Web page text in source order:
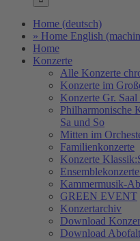
Home (deutsch)
» Home English
Home
Konzerte
Alle Konzerte
Konzerte im
Konzerte Gr.
Philharmonische
Sa und So
Mitten im
Familienkonzerte
Konzerte
Kammermusik-
GREEN EVENT
Konzertarchiv
Download
Download